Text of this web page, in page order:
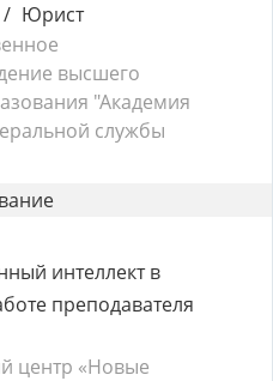
Юрист
высшего
"Академия
службы
интеллект в
преподавателя
центр «Новые